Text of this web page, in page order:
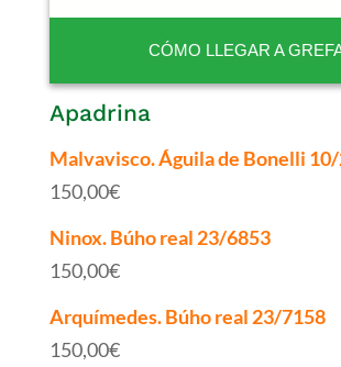
CÓMO LLEGAR A
Apadrina
Malvavisco. Águila de Bonelli
150,00€
Ninox. Búho real 23/6853
150,00€
Arquímedes. Búho real 23/7158
150,00€